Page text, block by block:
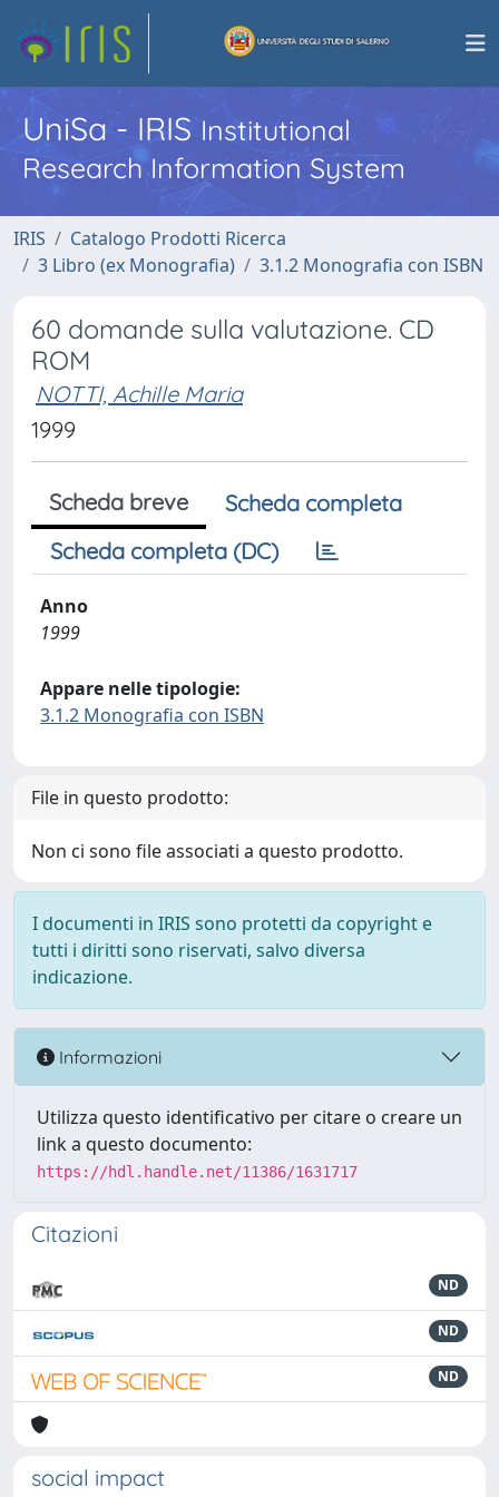
UniSa - IRISInstitutional
Research Information System
IRIS
Catalogo Prodotti Ricerca
3 Libro (ex Monografia)
3.1.2 Monografia con ISBN
60 domande sulla valutazione. CD
ROM
NOTTI, Achille Maria
1999
Scheda breve
Scheda completa
Scheda completa (DC)
Anno
1999
Appare nelle tipologie:
3.1.2 Monografia con ISBN
File in questo prodotto:
Non ci sono file associati a questo prodotto.
I documenti in IRIS sono protetti da copyright e
tutti i diritti sono riservati, salvo diversa
indicazione.
Informazioni
Utilizza questo identificativo per citare o creare un
link a questo documento:
https://hdl.handle.net/11386/1631717
Citazioni
ND
ND
ND
social impact